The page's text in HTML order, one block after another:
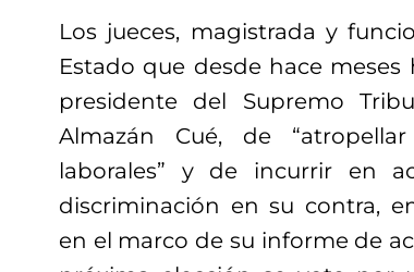
Los jueces, magistrada y
Estado que desde hace
presidente del Supremo
Almazán Cué, de
laborales” y de incurrir en
discriminación en su contra,
en el marco de su informe de